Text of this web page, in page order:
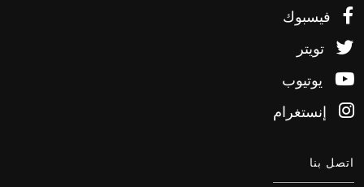
فيسبوك
تويتر
يوتيوب
إنستغرام
اتصل بنا